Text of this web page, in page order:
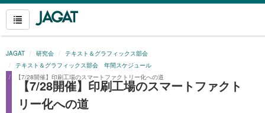
JAGAT 研究会
テキスト＆グラフィックス部会
テキスト＆グラフィックス部会 年間スケジュール
【7/28開催】印刷工場のスマートファクトリー化への道
【7/28開催】印刷工場のスマートファクト
リー化への道